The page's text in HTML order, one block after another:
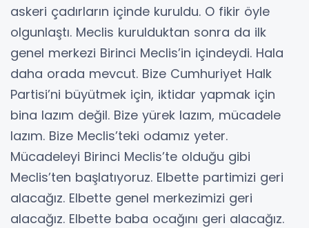
askeri çadırların içinde kuruldu. O fikir öyle
olgunlaştı. Meclis kurulduktan sonra da ilk
genel merkezi Birinci Meclis’in içindeydi. Hala
daha orada mevcut. Bize Cumhuriyet Halk
Partisi’ni büyütmek için, iktidar yapmak için
bina lazım değil. Bize yürek lazım, mücadele
lazım. Bize Meclis’teki odamız yeter.
Mücadeleyi Birinci Meclis’te olduğu gibi
Meclis’ten başlatıyoruz. Elbette partimizi geri
alacağız. Elbette genel merkezimizi geri
alacağız. Elbette baba ocağını geri alacağız.